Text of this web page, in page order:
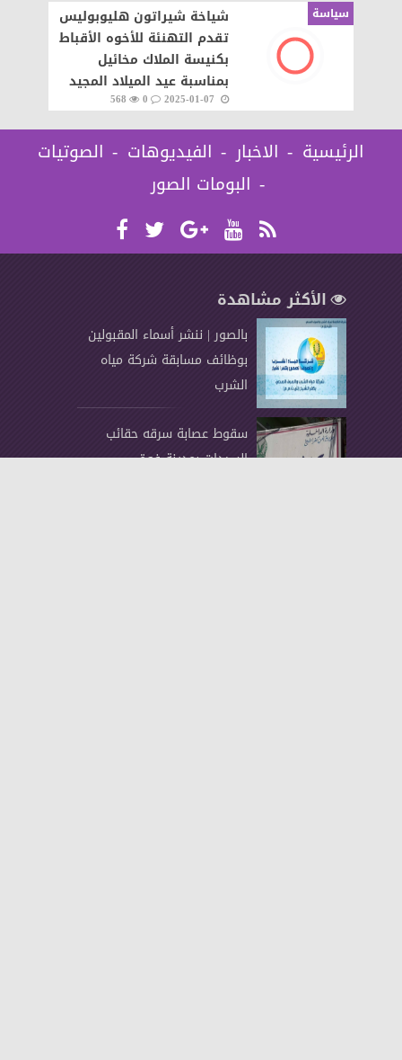
سياسة
شياخة شيراتون هليوبوليس
تقدم التهنئة للأخوه الأقباط
بكنيسة الملاك مخائيل
بمناسبة عيد الميلاد المجيد
0
568
الرئيسية الاخبار الفيديوهات
الصوتيات
البومات الصور
الأكثر مشاهدة
بالصور | ننشر أسماء المقبولين
بوظائف مسابقة شركة مياه
الشرب
سقوط عصابة سرقه حقائب
السيدات بمدينة فوة